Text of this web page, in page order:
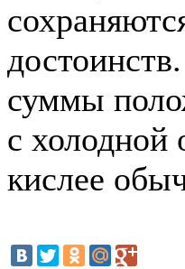
суммы
с холодной
кислее